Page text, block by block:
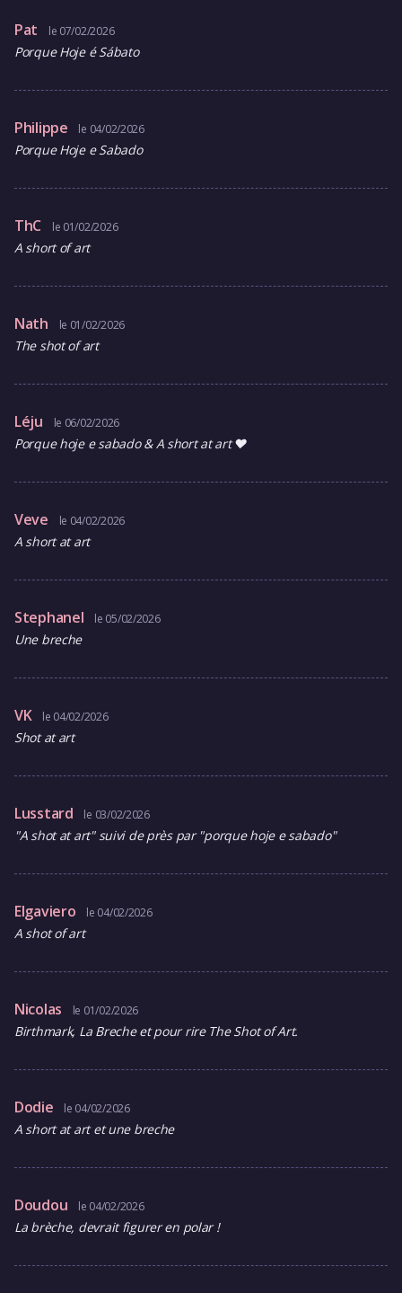
Pat le 07/02/2026
Porque Hoje é Sábato
Philippe le 04/02/2026
Porque Hoje e Sabado
ThC le 01/02/2026
A short of art
Nath le 01/02/2026
The shot of art
Léju le 06/02/2026
Porque hoje e sabado & A short at art ❤️
Veve le 04/02/2026
A short at art
Stephanel le 05/02/2026
Une breche
VK le 04/02/2026
Shot at art
Lusstard le 03/02/2026
"A shot at art" suivi de près par "porque hoje e sabado"
Elgaviero le 04/02/2026
A shot of art
Nicolas le 01/02/2026
Birthmark, La Breche et pour rire The Shot of Art.
Dodie le 04/02/2026
A short at art et une breche
Doudou le 04/02/2026
La brèche, devrait figurer en polar !